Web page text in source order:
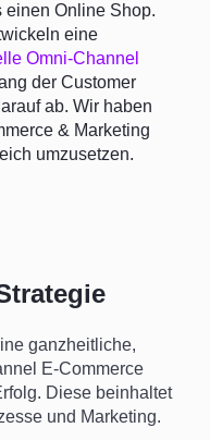
einen Online Shop.
eine
Omni-Channel
der Customer
ab. Wir haben
& Marketing
umzusetzen.
ganzheitliche,
E-Commerce
Diese beinhaltet
und Marketing.